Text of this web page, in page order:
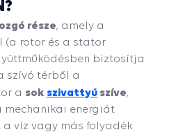
része, amely a
(a rotor és a stator
biztosítja
szívó térből a
a sok szivattyú szíve,
mechanikai energiát
víz vagy más folyadék